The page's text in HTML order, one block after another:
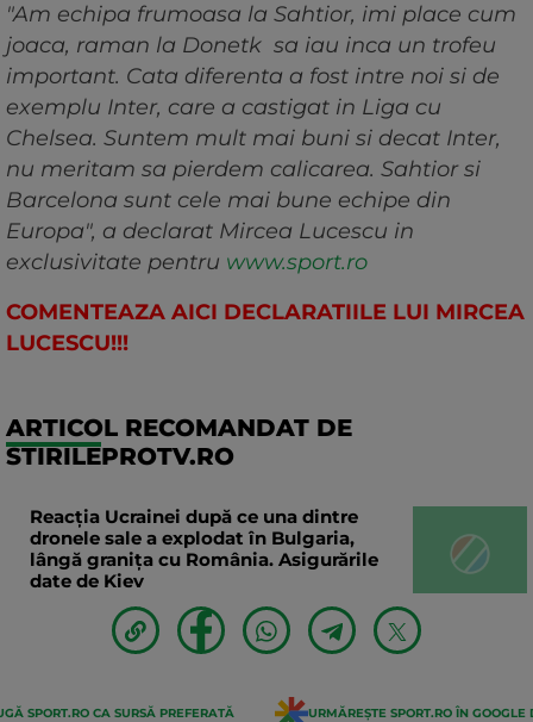
"Am echipa frumoasa la Sahtior, imi place cum
joaca, raman la Donetk sa iau inca un trofeu
important. Cata diferenta a fost intre noi si de
exemplu Inter, care a castigat in Liga cu
Chelsea. Suntem mult mai buni si decat Inter,
nu meritam sa pierdem calicarea. Sahtior si
Barcelona sunt cele mai bune echipe din
Europa", a declarat Mircea Lucescu in
exclusivitate pentru www.sport.ro
COMENTEAZA AICI DECLARATIILE LUI MIRCEA
LUCESCU!!!
ARTICOL RECOMANDAT DE
STIRILEPROTV.RO
Reacția Ucrainei după ce una dintre
dronele sale a explodat în Bulgaria,
lângă granița cu România. Asigurările
date de Kiev
SPORT.RO CA SURSĂ PREFERATĂ URMĂREȘTE SPORT.RO ÎN GOOGLE